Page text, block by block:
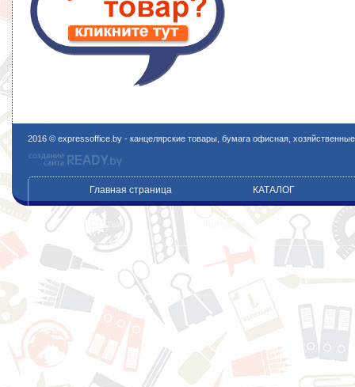
2016 © expressoffice.by - канцелярские товары, бумага офисная,
Главная страница КАТАЛОГ
Статьи Контакты